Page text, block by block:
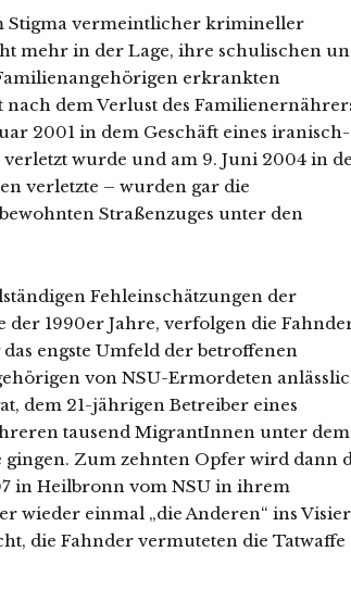
Stigma vermeintlicher krimineller
mehr in der Lage, ihre schulischen
erkrankten
dem Verlust des
2001 in dem Geschäft eines iranisch-
verletzt wurde und am 9. Juni 2004 in
verletzte – wurden gar die
Straßenzuges unter den
Fehleinschätzungen der
1990er Jahre, verfolgen die
engste Umfeld der betroffenen
von NSU-Ermordeten
dem 21-jährigen Betreiber eines
tausend MigrantInnen unter dem
gingen. Zum zehnten Opfer wird dann
in Heilbronn vom NSU in ihrem
wieder einmal „die Anderen“ ins
die Fahnder vermuteten die Tatwaffe